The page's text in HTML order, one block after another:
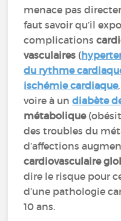
menace pas
faut savoir qu’il
complications
vasculaires (
du rythme
ischémie cardiaque,
voire à undiabète
métabolique
des troubles du
d’affections
cardiovasculaire
dire le risque pour
d’une pathologie
10 ans.